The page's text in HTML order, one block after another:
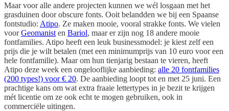
Maar voor alle andere projecten kunnen we wél losgaan met het
grasduinen door obscure fonts. Ooit belandden we bij een Spaanse
fontstudio: Atipo. Ze maken mooie, vooral strakke fonts. We vielen
voorGeomanist en Bariol, maar er zijn nog 18 andere mooie
fontfamilies. Atipo heeft een leuk businessmodel: je kiest zelf een
prijs die je wilt betalen (met een minimumprijs van 10 euro voor een
hele fontfamilie). Maar om hun tienjarig bestaan te vieren, heeft
Atipo deze week een ongelooflijke aanbieding: alle 20 fontfamilies
(200 types!) voor € 20. De aanbieding loopt tot en met 25 juni. Een
prachtige kans om wat extra fraaie lettertypes in je bezit te krijgen
mét licentie om ze ook echt te mogen gebruiken, ook in
commerciële uitingen.